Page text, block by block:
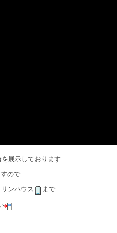
展示しております
ので
ンハウス まで